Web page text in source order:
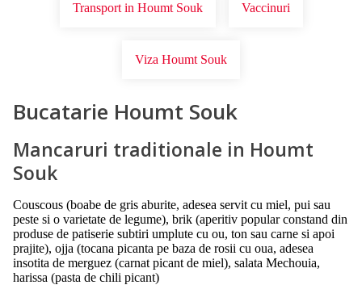
Transport in Houmt Souk Vaccinuri
Viza Houmt Souk
Bucatarie Houmt Souk
Mancaruri traditionale in Houmt
Souk
Couscous (boabe de gris aburite, adesea servit cu miel, pui sau
peste si o varietate de legume), brik (aperitiv popular constand din
produse de patiserie subtiri umplute cu ou, ton sau carne si apoi
prajite), ojja (tocana picanta pe baza de rosii cu oua, adesea
insotita de merguez (carnat picant de miel), salata Mechouia,
harissa (pasta de chili picant)